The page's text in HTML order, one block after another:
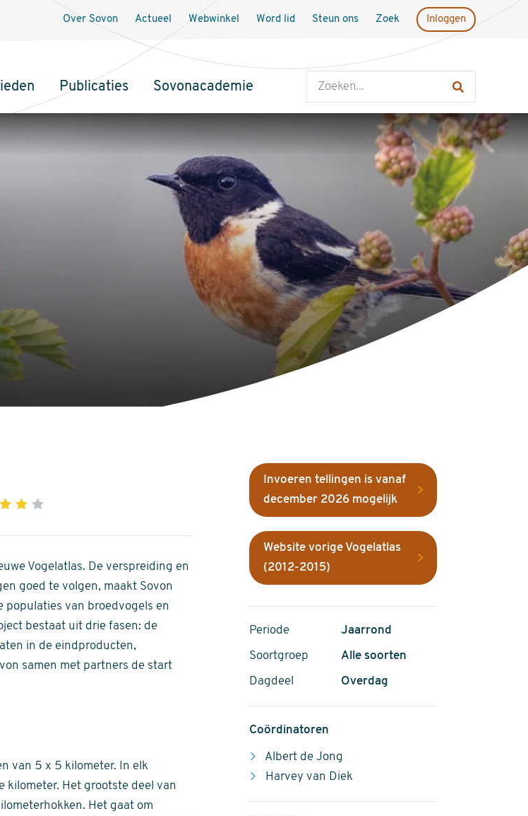
Publicaties Sovonacademie
Over Sovon Actueel Webwinkel Word lid Steun ons Zoek Inloggen
2 3 4
Vogelatlas. De verspreiding en
goed te volgen, maakt Sovon
populaties van broedvogels en
bestaat uit drie fasen: de
in de eindproducten,
samen met partners de start
van 5 x 5 kilometer. In elk
kilometer. Het grootste deel van
Het gaat om
Invoeren tellingen is vanaf
december 2026 mogelijk
Website vorige Vogelatlas
(2012-2015)
Periode Jaarrond
Soortgroep Alle soorten
Dagdeel Overdag
Coördinatoren
Albert de Jong
Harvey van Diek